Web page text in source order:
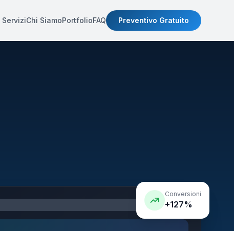
ServiziChi SiamoPortfolioFAQ Preventivo Gratuito
Conversioni
+127%